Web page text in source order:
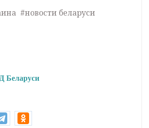
#новости беларуси
Беларуси